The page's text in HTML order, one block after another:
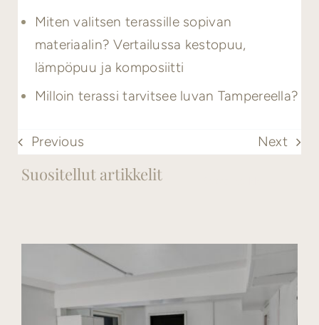
Miten valitsen terassille sopivan
materiaalin? Vertailussa kestopuu,
lämpöpuu ja komposiitti
Milloin terassi tarvitsee luvan Tampereella?
Previous Next
Suositellut artikkelit